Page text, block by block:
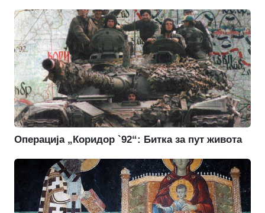
Операција „Коридор `92“: Битка за пут живота